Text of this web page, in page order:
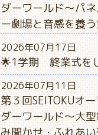
ダーワールド～パ
ー劇場と音感を養
2026年07月17日
🌟1学期 終業式を
2026年07月11日
第３回SEITOKUオ
ダーワールド～大